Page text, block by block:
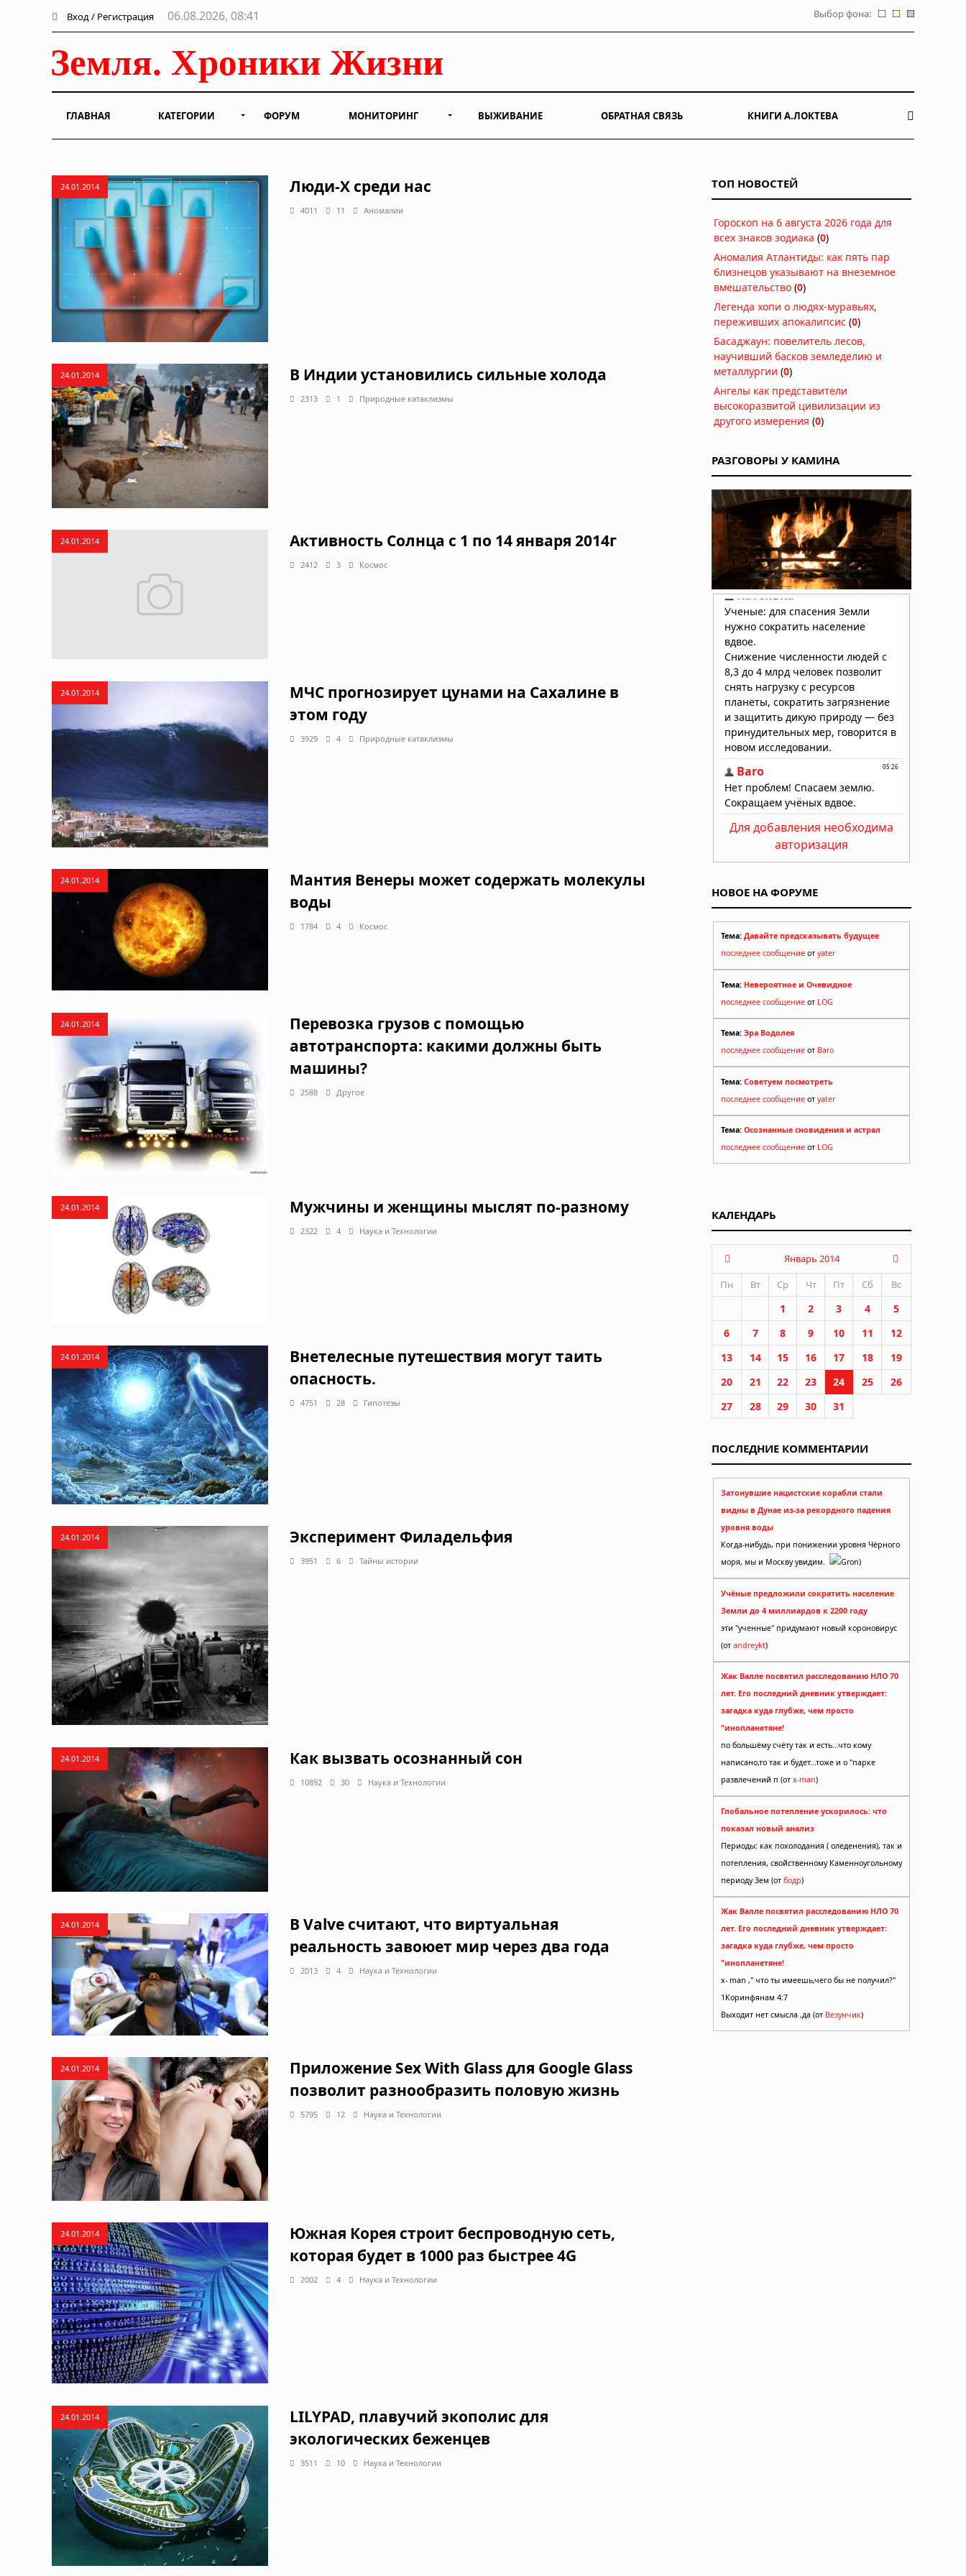
Вход / Регистрация 06.08.2026, 08:41 Выбор фона:
ГЛАВНАЯ КАТЕГОРИИ ФОРУМ МОНИТОРИНГ ВЫЖИВАНИЕ ОБРАТНАЯ СВЯЗЬ КНИГИ А.ЛОКТЕВА
24.01.2014 Люди-Х среди нас
4011 11 Аномалии
24.01.2014 В Индии установились сильные холода
2313 1 Природные катаклизмы
24.01.2014 Активность Солнца с 1 по 14 января 2014г
2412 3 Космос
24.01.2014
МЧС прогнозирует цунами на Сахалине в
этом году
3929 4 Природные катаклизмы
24.01.2014
Мантия Венеры может содержать молекулы
воды
1784 4 Космос
24.01.2014
Перевозка грузов с помощью
автотранспорта: какими должны быть
машины?
2588 Другое
24.01.2014 Мужчины и женщины мыслят по-разному
2322 4 Наука и Технологии
24.01.2014
Внетелесные путешествия могут таить
опасность.
4751 28 Гипотезы
24.01.2014 Эксперимент Филадельфия
3951 6 Тайны истории
24.01.2014 Как вызвать осознанный сон
10892 30 Наука и Технологии
24.01.2014
В Valve считают, что виртуальная
реальность завоюет мир через два года
2013 4 Наука и Технологии
24.01.2014
Приложение Sex With Glass для Google Glass
позволит разнообразить половую жизнь
5795 12 Наука и Технологии
24.01.2014
Южная Корея строит беспроводную сеть,
которая будет в 1000 раз быстрее 4G
2002 4 Наука и Технологии
24.01.2014
LILYPAD, плавучий экополис для
экологических беженцев
3511 10 Наука и Технологии
ТОП НОВОСТЕЙ
Гороскоп на 6 августа 2026 года для
всех знаков зодиака (0)
Аномалия Атлантиды: как пять пар
близнецов указывают на внеземное
вмешательство (0)
Легенда хопи о людях-муравьях,
переживших апокалипсис (0)
Басаджаун: повелитель лесов,
научивший басков земледелию и
металлургии (0)
Ангелы как представители
высокоразвитой цивилизации из
другого измерения (0)
РАЗГОВОРЫ У КАМИНА
Для добавления необходима
авторизация
НОВОЕ НА ФОРУМЕ
Тема: Давайте предсказывать будущее
последнее сообщение от yater
Тема: Невероятное и Очевидное
последнее сообщение от LOG
Тема: Эра Водолея
последнее сообщение от Baro
Тема: Советуем посмотреть
последнее сообщение от yater
Тема: Осознанные сновидения и астрал
последнее сообщение от LOG
КАЛЕНДАРЬ
Январь 2014
Пн
Вт Ср Чт Пт Сб Вс
1 2 3 4
5
6
7 8 9 10 11
12
13
14 15 16 17 18
19
20
21 22 23 24 25
26
27
28 29 30 31
ПОСЛЕДНИЕ КОММЕНТАРИИ
Затонувшие нацистские корабли стали
видны в Дунае из-за рекордного падения
уровня воды
Когда-нибудь, при понижении уровня Чёрного
моря, мы и Москву увидим.
Gron)
Учёные предложили сократить население
Земли до 4 миллиардов к 2200 году
эти "ученные" придумают новый короновирус
(от andreykt)
Жак Валле посвятил расследованию НЛО 70
лет. Его последний дневник утверждает:
загадка куда глубже, чем просто
"инопланетяне!
по большёму счёту так и есть...что кому
написано,то так и будет...тоже и о "парке
развлечений п (от x-man)
Глобальное потепление ускорилось: что
показал новый анализ
Периоды: как похолодания ( оледенения), так и
потепления, свойственному Каменноугольному
периоду Зем (от бодр)
Жак Валле посвятил расследованию НЛО 70
лет. Его последний дневник утверждает:
загадка куда глубже, чем просто
"инопланетяне!
x- man ," что ты имеешь,чего бы не получил?"
1Коринфянам 4:7
Выходит нет смысла ,да (от Везунчик)